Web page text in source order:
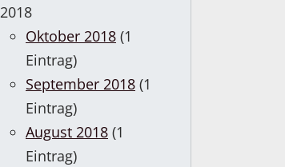
2018
Oktober 2018 (1
Eintrag)
September 2018 (1
Eintrag)
August 2018 (1
Eintrag)